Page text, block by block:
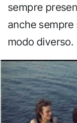
sempre
anche sempre
modo diverso.